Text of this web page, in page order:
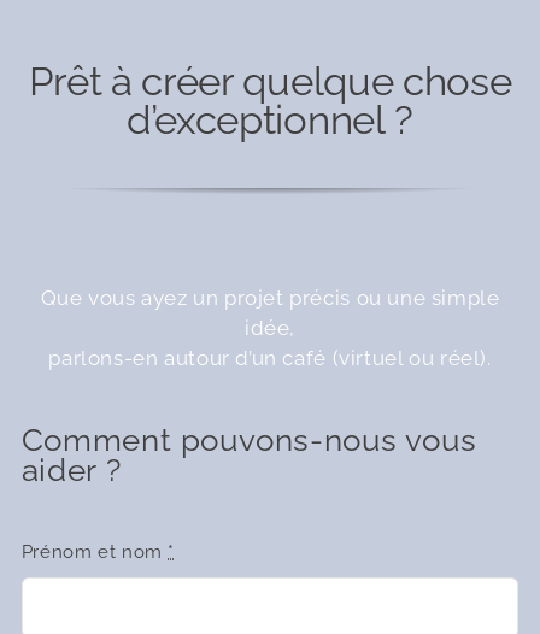
Prêt à créer quelque chose
d’exceptionnel ?
Que vous ayez un projet précis ou une simple
idée,
parlons-en autour d’un café (virtuel ou réel).
Comment pouvons-nous vous
aider ?
Prénom et nom *